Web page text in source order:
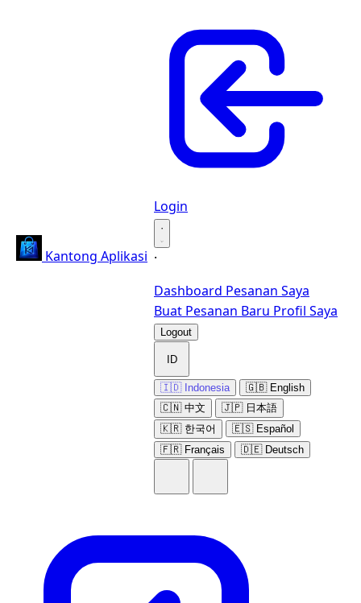
Kantong Aplikasi
Login
·
·
Dashboard Pesanan Saya
Buat Pesanan Baru Profil Saya
Logout
ID
🇮🇩 Indonesia
🇬🇧 English
🇨🇳 中文
🇯🇵 日本語
🇰🇷 한국어
🇪🇸 Español
🇫🇷 Français
🇩🇪 Deutsch